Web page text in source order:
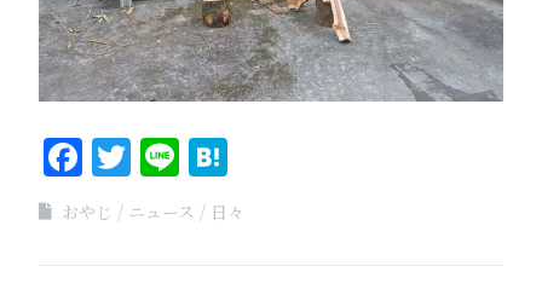
Facebook
Twitter
Line
おやじ ニュース 日々